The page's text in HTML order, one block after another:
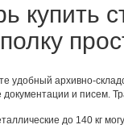
купить
удобный архивно-
документации и писем.
до 140 кг